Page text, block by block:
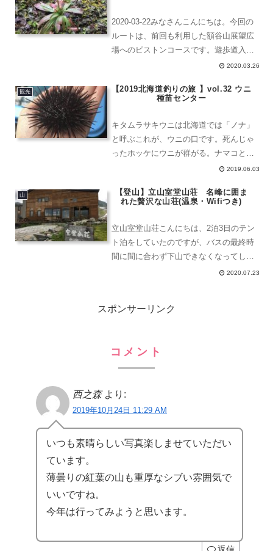
2020-03-22みなさんこんにちは。今回の
ルートは、前回も利用した額谷山展望広
場へのピストンコースです。遊歩道入口
額谷遊歩道マップ冨樫家御廟谷(とがしけ
切場側にこのような石彫りの標識が設置
2020.03.26
観光
【2019北海道釣りの旅 】vol.32 ウニ
種苗センター
キタムラサキウニは北海道では「ノナ」
と呼ぶこれが、ウニの口です。死んじゃ
ったホッケにウニが群がる。ナマコとか
つぶ貝とかエゾバフンウニは北海道では
2019.06.03
山
【登山】立山室堂山荘 名峰に囲ま
れた贅沢な山荘(温泉・Wifiつき)
立山室堂山荘こんにちは、2泊3日のテン
ト泊をしていたのですが、バスの最終時
間に間に合わず下山できなくなってしま
いました。こんなことってあるんだな、
周辺での野宿・野営は禁...
2020.07.23
スポンサーリンク
コメント
西之森 より:
2019年10月24日 11:29 AM
いつも素晴らしい写真楽しませていただい
ています。
薄曇りの紅葉の山も重厚なシブい雰囲気で
いいですね。
今年は行ってみようと思います。
返信